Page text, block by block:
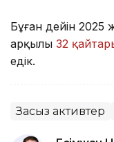
Бұған дейін 2025
арқылы 32
едік.
Заңсыз активтер